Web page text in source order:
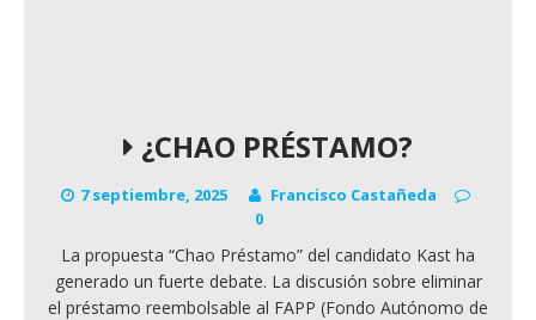
¿CHAO PRÉSTAMO?
7 septiembre, 2025
Francisco Castañeda
0
La propuesta “Chao Préstamo” del candidato Kast ha
generado un fuerte debate. La discusión sobre eliminar
el préstamo reembolsable al FAPP (Fondo Autónomo de